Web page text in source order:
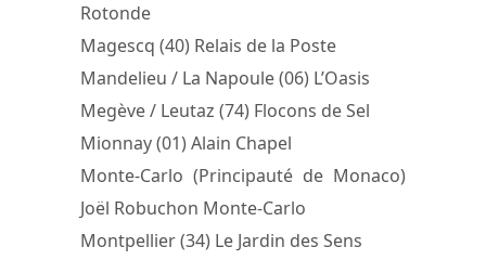
Rotonde
Magescq (40) Relais de la Poste
Mandelieu / La Napoule (06) L’Oasis
Megève / Leutaz (74) Flocons de Sel
Mionnay (01) Alain Chapel
Monte-Carlo (Principauté de Monaco)
Joël Robuchon Monte-Carlo
Montpellier (34) Le Jardin des Sens